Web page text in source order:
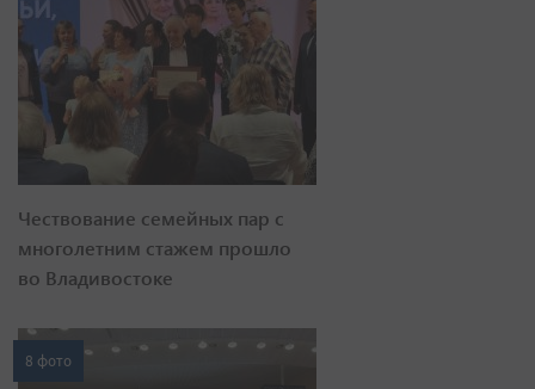
Чествование семейных пар с
многолетним стажем прошло
во Владивостоке
8 фото